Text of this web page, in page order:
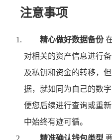
注意事项
精心做好数据备份
对相关的资产信息进行
及私钥和资金的转移，
据，就如同为自己的数
便您后续进行查询或重
中始终有迹可循。
精准确认钱包类型